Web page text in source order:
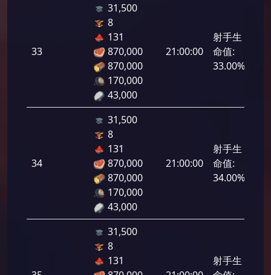
33
31,500
8
131
870,000
870,000
170,000
43,000
21:00:00
射手生
命值:
33.00%
34
31,500
8
131
870,000
870,000
170,000
43,000
21:00:00
射手生
命值:
34.00%
31,500
8
131
射手生